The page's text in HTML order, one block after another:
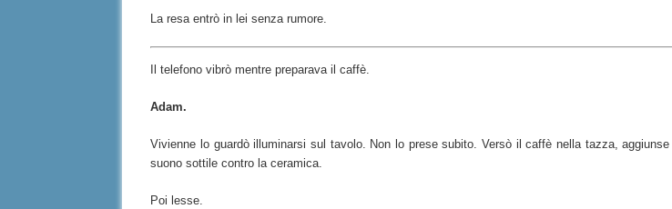
La resa entrò in lei senza rumore.
Il telefono vibrò mentre preparava il caffè.
Adam.
Vivienne lo guardò illuminarsi sul tavolo. Non lo prese subito. Versò il caffè nella tazza,
suono sottile contro la ceramica.
Poi lesse.